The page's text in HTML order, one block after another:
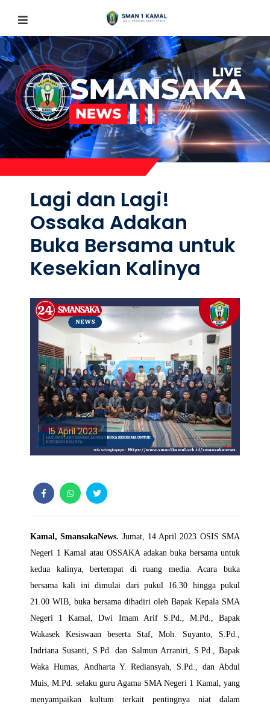
Lagi dan Lagi!
Ossaka Adakan
Buka Bersama untuk
Kesekian Kalinya
15 April 2023
Kamal, SmansakaNews. Jumat, 14 April 2023 OSIS SMA
Negeri 1 Kamal atau OSSAKA adakan buka bersama untuk
kedua kalinya, bertempat di ruang media. Acara buka
bersama kali ini dimulai dari pukul 16.30 hingga pukul
21.00 WIB, buka bersama dihadiri oleh Bapak Kepala SMA
Negeri 1 Kamal, Dwi Imam Arif S.Pd., M.Pd., Bapak
Wakasek Kesiswaan beserta Staf, Moh. Suyanto, S.Pd.,
Indriana Susanti, S.Pd. dan Salmun Arraniri, S.Pd., Bapak
Waka Humas, Andharta Y. Rediansyah, S.Pd., dan Abdul
Muis, M.Pd. selaku guru Agama SMA Negeri 1 Kamal, yang
menyampaikan kultum terkait pentingnya niat dalam